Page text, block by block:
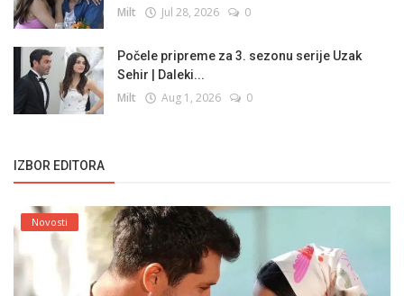
Milt Jul 28, 2026 0
Počele pripreme za 3. sezonu serije Uzak
Sehir | Daleki...
Milt Aug 1, 2026 0
IZBOR EDITORA
Novosti